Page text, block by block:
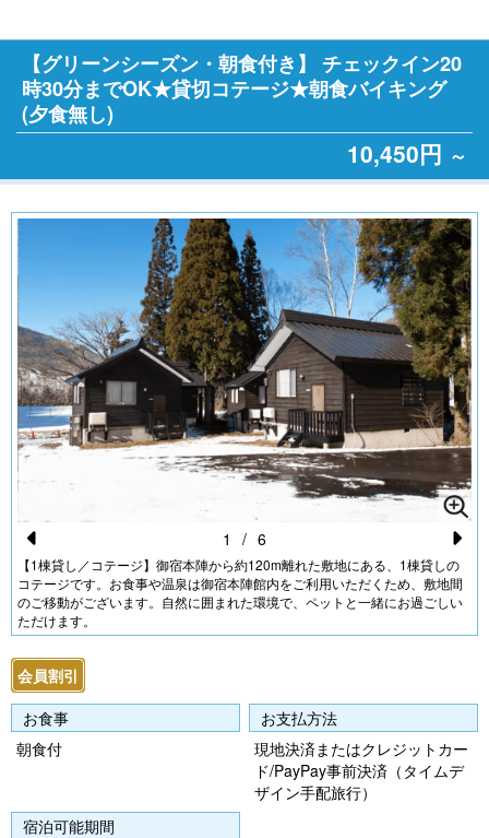
【グリーンシーズン・朝食付き】 チェックイン20
時30分までOK★貸切コテージ★朝食バイキング
(夕食無し)
10,450円 ～
Pr
e
vi
o
u
s
【1棟貸し／コテージ】御宿本陣から約120m離れた敷地にある、1棟貸しの
コテージです。お食事や温泉は御宿本陣館内をご利用いただくため、敷地間
のご移動がございます。自然に囲まれた環境で、ペットと一緒にお過ごしい
ただけます。
N
e
xt
1 / 6
会員割引
お食事
朝食付
お支払方法
現地決済またはクレジットカー
ド/PayPay事前決済（タイムデ
ザイン手配旅行）
宿泊可能期間